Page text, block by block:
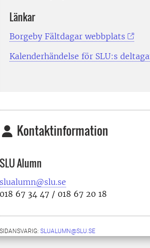
Länkar
Borgeby Fältdagar webbplats
Kalenderhändelse för SLU:s
Kontaktinformation
SLU Alumn
slualumn@slu.se
018 67 34 47 / 018 67 20 18
SIDANSVARIG: SLUALUMN@SLU.SE